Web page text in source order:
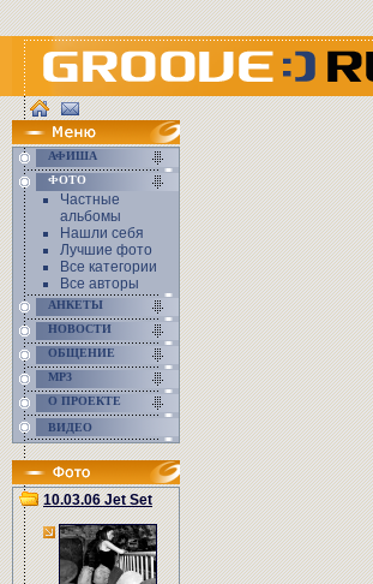
АФИША
ФОТО
Частные
альбомы
Нашли себя
Лучшие фото
Все категории
Все авторы
АНКЕТЫ
НОВОСТИ
ОБЩЕНИЕ
MP3
О ПРОЕКТЕ
ВИДЕО
10.03.06 Jet Set